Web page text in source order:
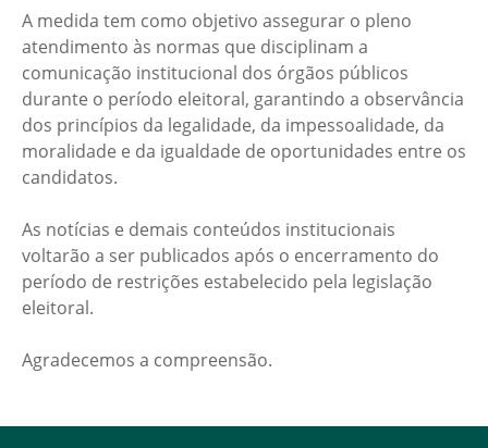
A medida tem como objetivo assegurar o pleno
atendimento às normas que disciplinam a
comunicação institucional dos órgãos públicos
durante o período eleitoral, garantindo a observância
dos princípios da legalidade, da impessoalidade, da
moralidade e da igualdade de oportunidades entre os
candidatos.
As notícias e demais conteúdos institucionais
voltarão a ser publicados após o encerramento do
período de restrições estabelecido pela legislação
eleitoral.
Agradecemos a compreensão.